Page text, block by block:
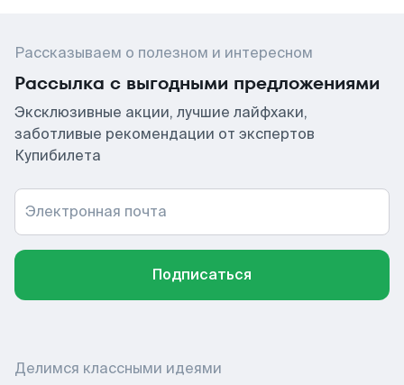
Рассказываем о полезном и интересном
Рассылка с выгодными предложениями
Эксклюзивные акции, лучшие лайфхаки,
заботливые рекомендации от экспертов
Купибилета
Электронная почта
Подписаться
Делимся классными идеями